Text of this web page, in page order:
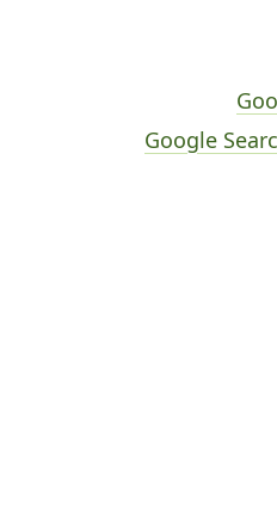
Google